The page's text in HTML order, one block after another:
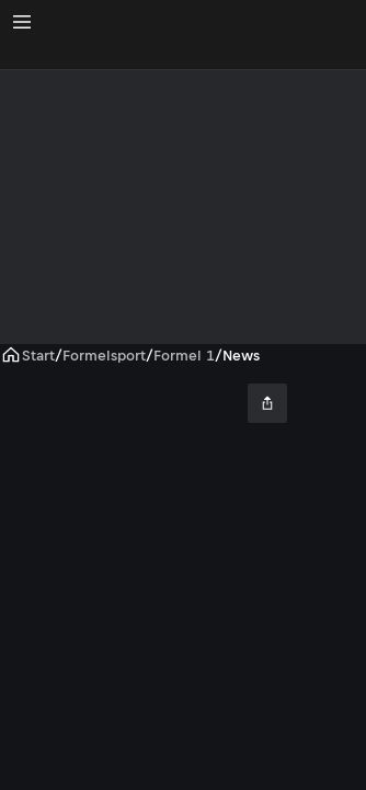
Start/Formelsport/Formel 1/News